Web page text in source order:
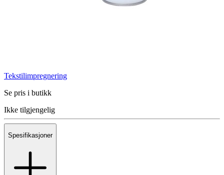
Tekstilimpregnering
Se pris i butikk
Ikke tilgjengelig
Spesifikasjoner